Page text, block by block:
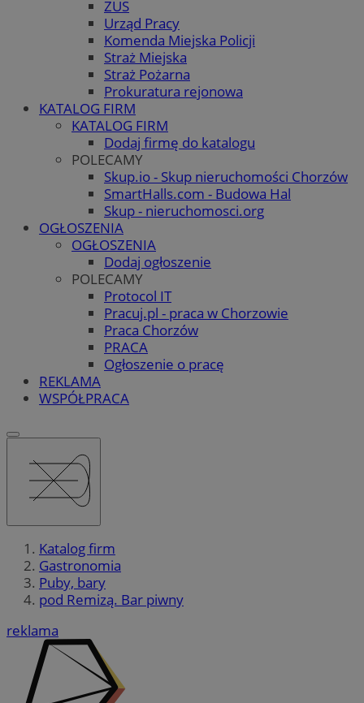
ZUS
Urząd Pracy
Komenda Miejska Policji
Straż Miejska
Straż Pożarna
Prokuratura rejonowa
KATALOG FIRM
KATALOG FIRM
Dodaj firmę do katalogu
POLECAMY
Skup.io - Skup nieruchomości Chorzów
SmartHalls.com - Budowa Hal
Skup - nieruchomosci.org
OGŁOSZENIA
OGŁOSZENIA
Dodaj ogłoszenie
POLECAMY
Protocol IT
Pracuj.pl - praca w Chorzowie
Praca Chorzów
PRACA
Ogłoszenie o pracę
REKLAMA
WSPÓŁPRACA
Katalog firm
Gastronomia
Puby, bary
pod Remizą. Bar piwny
reklama